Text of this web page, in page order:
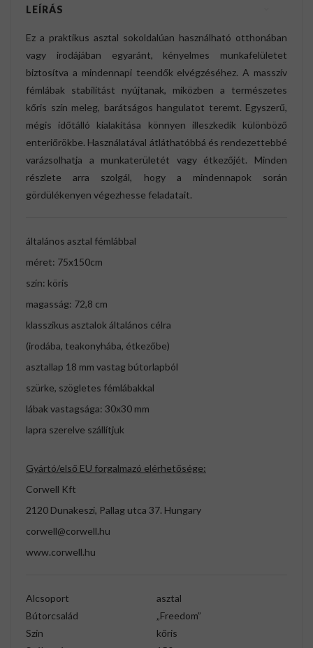
LEÍRÁS
Ez a praktikus asztal sokoldalúan használható otthonában
vagy irodájában egyaránt, kényelmes munkafelületet
biztosítva a mindennapi teendők elvégzéséhez. A masszív
fémlábak stabilitást nyújtanak, miközben a természetes
kőris szín meleg, barátságos hangulatot teremt. Egyszerű,
mégis időtálló kialakítása könnyen illeszkedik különböző
enteriőrökbe. Használatával átláthatóbbá és rendezettebbé
varázsolhatja a munkaterületét vagy étkezőjét. Minden
részlete arra szolgál, hogy a mindennapok során
gördülékenyen végezhesse feladatait.
általános asztal fémlábbal
méret: 75x150cm
szín: köris
magasság: 72,8 cm
klasszikus asztalok általános célra
(irodába, teakonyhába, étkezőbe)
asztallap 18 mm vastag bútorlapból
szürke, szögletes fémlábakkal
lábak vastagsága: 30x30 mm
lapra szerelve szállítjuk
Gyártó/első EU forgalmazó elérhetősége:
Corwell Kft
2120 Dunakeszi, Pallag utca 37. Hungary
corwell@corwell.hu
www.corwell.hu
Alcsoport
asztal
Bútorcsalád
„Freedom”
Szín
kőris